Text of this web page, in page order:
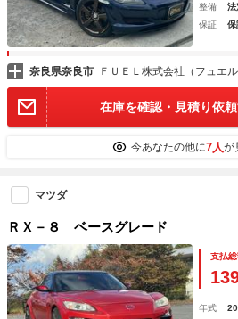
整備
法
保証
保
奈良県奈良市 ＦＵＥＬ株式会社（フュエル
在庫を確認・見積り依
今あなたの他に7人が
マツダ
ＲＸ－８ ベースグレード
支払
年式